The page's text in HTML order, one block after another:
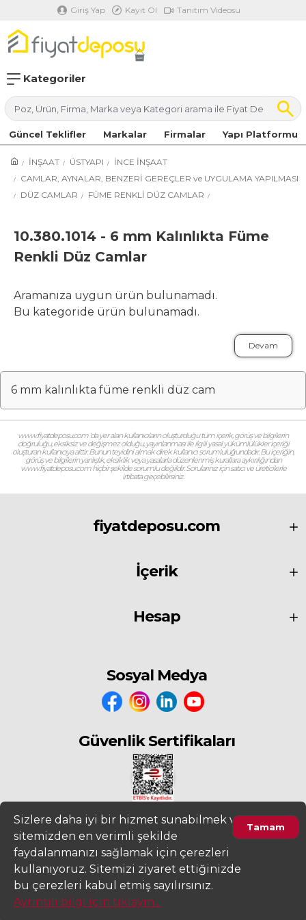
Giriş Yap Kayıt Ol Tanıtım Videosu
Kategoriler
Güncel Teklifler Markalar Firmalar Yapı Platformu
İNŞAAT ÜSTYAPI
İNCE İNŞAAT
CAMLAR, AYNALAR, BENZERİ GEREÇLER ve UYGULAMA YAPILMASI
DÜZ CAMLAR
FÜME RENKLİ DÜZ CAMLAR
10.380.1014 - 6 mm Kalınlıkta Füme
Renkli Düz Camlar
Aramanıza uygun ürün bulunamadı.
Bu kategoride ürün bulunamadı.
Devam
6 mm kalınlıkta füme renkli düz cam
www.fiyatdeposu.com ‘da yer alan kullanıcıların oluşturduğu tüm içerik, görüş ve bilgilerin
doğruluğu, eksiksiz ve değişmez olduğu, yayınlanması ile ilgili yasal yükümlülükler içeriği
oluşturan kullanıcıya aittir. Bunun teyidini almak direk kullanıcı sorumluluğundadır. Bu içeriğin,
görüş ve bilgilerin yanlışlık, eksiklik veya yasalarla düzenlenmiş kurallara aykırılığından
www.fiyatdeposu.com hiçbir şekilde sorumlu değildir. Sorularınız için satıcı ve üreticilerle
irtibata geçebilirsiniz.
fiyatdeposu.com
İçerik
Hesap
Sosyal Medya
Güvenlik Sertifikaları
2022 www.fiyatdeposu.com
Altera Bilgi Teknolojileri LTD. ŞTİ. Her
Hakkı Saklıdır.
Gizlilik ve KVKK Aydınlatma Metni Kullanım Sözleşmesi
Tamam
Sizlere daha iyi bir hizmet sunabilmek ve
sitemizden en verimli şekilde
faydalanmanızı sağlamak için çerezleri
kullanıyoruz. Sitemizi ziyaret ettiğinizde
bu çerezleri kabul etmiş sayılırsınız.
Ayrıntılı bilgi için tıklayın...